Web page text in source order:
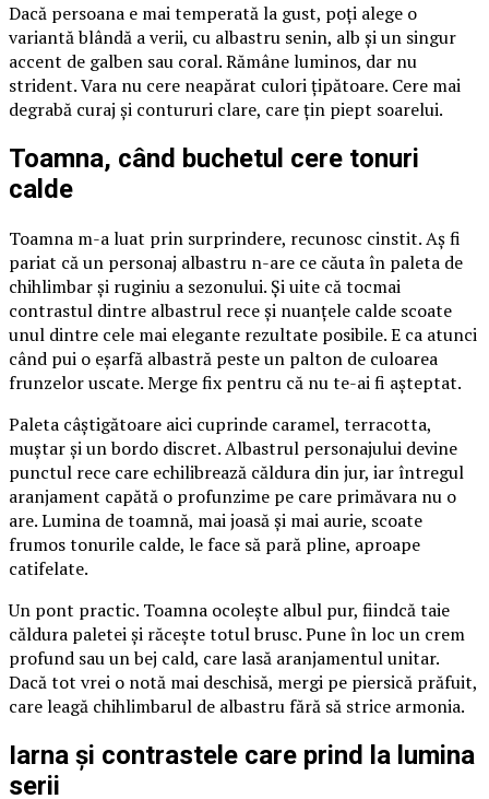
Dacă persoana e mai temperată la gust, poți alege o
variantă blândă a verii, cu albastru senin, alb și un singur
accent de galben sau coral. Rămâne luminos, dar nu
strident. Vara nu cere neapărat culori țipătoare. Cere mai
degrabă curaj și contururi clare, care țin piept soarelui.
Toamna, când buchetul cere tonuri
calde
Toamna m-a luat prin surprindere, recunosc cinstit. Aș fi
pariat că un personaj albastru n-are ce căuta în paleta de
chihlimbar și ruginiu a sezonului. Și uite că tocmai
contrastul dintre albastrul rece și nuanțele calde scoate
unul dintre cele mai elegante rezultate posibile. E ca atunci
când pui o eșarfă albastră peste un palton de culoarea
frunzelor uscate. Merge fix pentru că nu te-ai fi așteptat.
Paleta câștigătoare aici cuprinde caramel, terracotta,
muștar și un bordo discret. Albastrul personajului devine
punctul rece care echilibrează căldura din jur, iar întregul
aranjament capătă o profunzime pe care primăvara nu o
are. Lumina de toamnă, mai joasă și mai aurie, scoate
frumos tonurile calde, le face să pară pline, aproape
catifelate.
Un pont practic. Toamna ocolește albul pur, fiindcă taie
căldura paletei și răcește totul brusc. Pune în loc un crem
profund sau un bej cald, care lasă aranjamentul unitar.
Dacă tot vrei o notă mai deschisă, mergi pe piersică prăfuit,
care leagă chihlimbarul de albastru fără să strice armonia.
Iarna și contrastele care prind la lumina
serii